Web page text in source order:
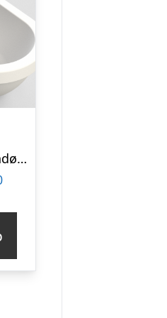
Gardentub Udendørs badekar i polyethylene 194 x 94 cm – Hvid